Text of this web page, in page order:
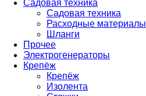
Садовая техника
Садовая техника
Расходные материалы
Шланги
Прочее
Электрогенераторы
Крепёж
Крепёж
Изолента